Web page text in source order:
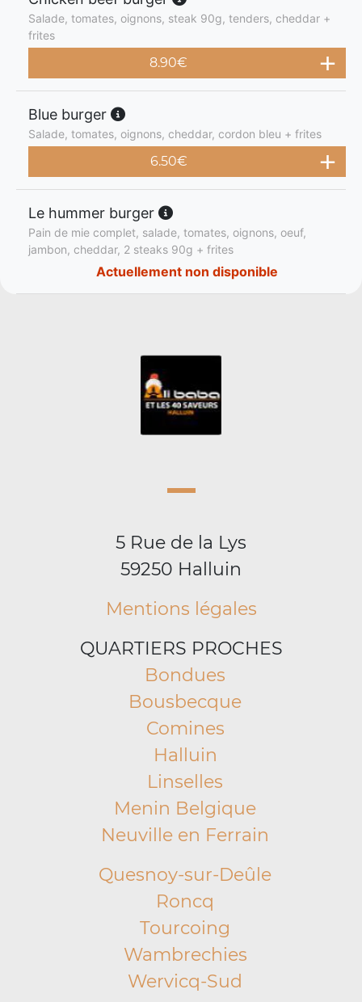
Salade, tomates, oignons, steak 90g, tenders, cheddar +
frites
8.90€
Blue burger
Salade, tomates, oignons, cheddar, cordon bleu + frites
6.50€
Le hummer burger
Pain de mie complet, salade, tomates, oignons, oeuf,
jambon, cheddar, 2 steaks 90g + frites
Actuellement non disponible
5 Rue de la Lys
59250 Halluin
Mentions légales
QUARTIERS PROCHES
Bondues
Bousbecque
Comines
Halluin
Linselles
Menin Belgique
Neuville en Ferrain
Quesnoy-sur-Deûle
Roncq
Tourcoing
Wambrechies
Wervicq-Sud